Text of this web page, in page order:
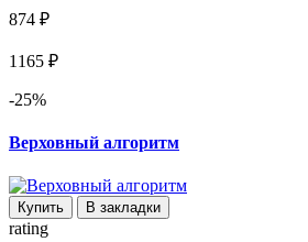
874 ₽
1165 ₽
-25%
Верховный алгоритм
Купить В закладки
rating